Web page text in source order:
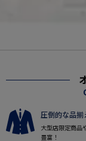
圧倒的な品揃
大型店限定商品
豊富！